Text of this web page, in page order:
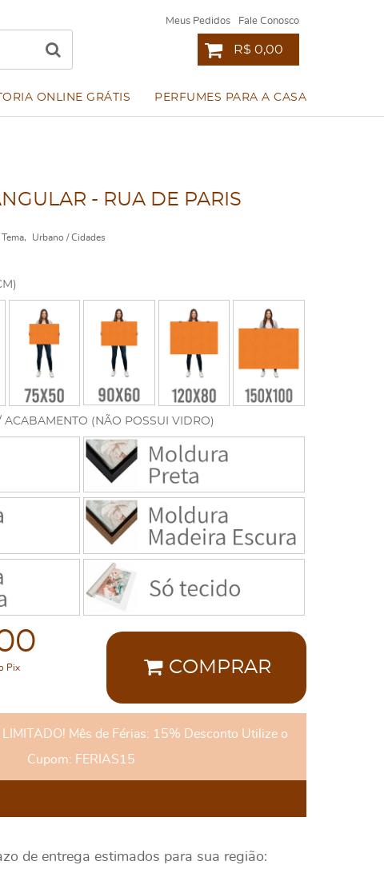
Meus Pedidos Fale Conosco
R$ 0,00
ONLINE GRÁTIS PERFUMES PARA A CASA
- RUA DE PARIS
Urbano / Cidades
ACABAMENTO (NÃO POSSUI VIDRO)
Pix
COMPRAR
LIMITADO! Mês de Férias: 15% Desconto Utilize o
Cupom: FERIAS15
de entrega estimados para sua região: